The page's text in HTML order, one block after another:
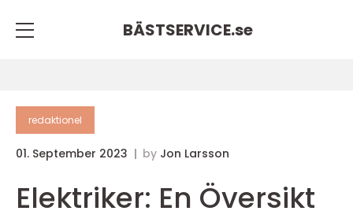
BÄSTSERVICE.se
redaktionel
01. September 2023 by Jon Larsson
Elektriker: En Översikt